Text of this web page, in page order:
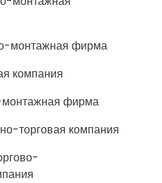
монтажная фирма
компания
фирма
торговая компания